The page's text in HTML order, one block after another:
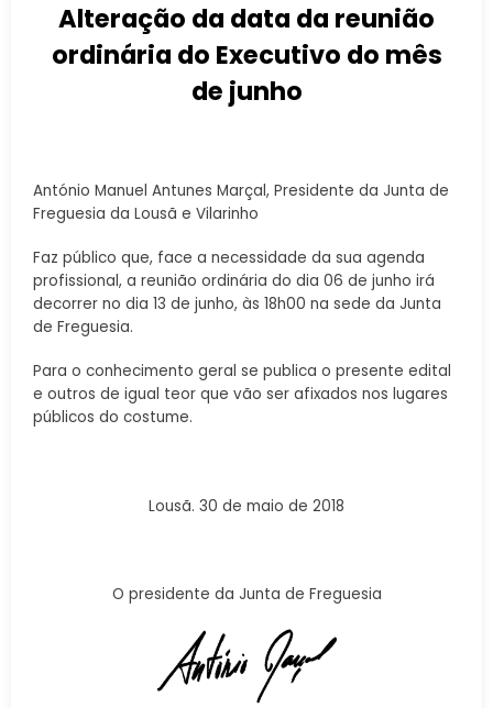
Alteração da data da reunião
ordinária do Executivo do mês
de junho
António Manuel Antunes Marçal, Presidente da Junta de
Freguesia da Lousã e Vilarinho
Faz público que, face a necessidade da sua agenda
profissional, a reunião ordinária do dia 06 de junho irá
decorrer no dia 13 de junho, às 18h00 na sede da Junta
de Freguesia.
Para o conhecimento geral se publica o presente edital
e outros de igual teor que vão ser afixados nos lugares
públicos do costume.
Lousã. 30 de maio de 2018
O presidente da Junta de Freguesia